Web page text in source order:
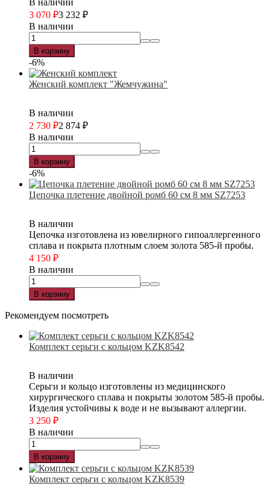
В наличии
3 070 ₽3 232 ₽
В наличии
В корзину
-6%
Женский комплект "Жемчужина"
В наличии
2 730 ₽2 874 ₽
В наличии
В корзину
-6%
Цепочка плетение двойной ромб 60 см 8 мм SZ7253
В наличии
Цепочка изготовлена из ювелирного гипоаллергенного
сплава и покрыта плотным слоем золота 585-й пробы.
4 150 ₽
В наличии
В корзину
Рекомендуем посмотреть
Комплект серьги с кольцом KZK8542
В наличии
Серьги и кольцо изготовлены из медицинского
хирургического сплава и покрыты золотом 585-й пробы.
Изделия устойчивы к воде и не вызывают аллергии.
3 250 ₽
В наличии
В корзину
Комплект серьги с кольцом KZK8539